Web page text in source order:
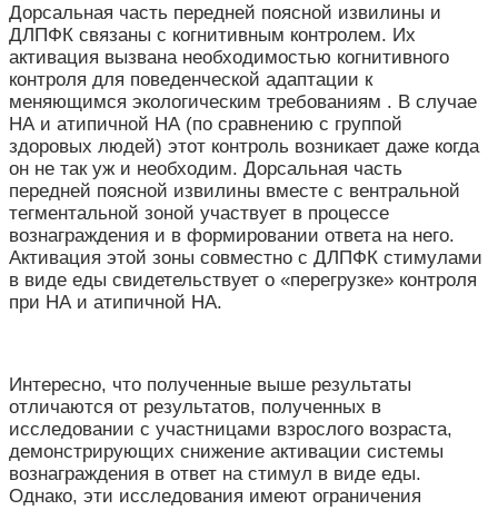
Дорсальная часть передней поясной извилины и
ДЛПФК связаны с когнитивным контролем. Их
активация вызвана необходимостью когнитивного
контроля для поведенческой адаптации к
меняющимся экологическим требованиям . В случае
НА и атипичной НА (по сравнению с группой
здоровых людей) этот контроль возникает даже когда
он не так уж и необходим. Дорсальная часть
передней поясной извилины вместе с вентральной
тегментальной зоной участвует в процессе
вознаграждения и в формировании ответа на него.
Активация этой зоны совместно с ДЛПФК стимулами
в виде еды свидетельствует о «перегрузке» контроля
при НА и атипичной НА.
Интересно, что полученные выше результаты
отличаются от результатов, полученных в
исследовании с участницами взрослого возраста,
демонстрирующих снижение активации системы
вознаграждения в ответ на стимул в виде еды.
Однако, эти исследования имеют ограничения